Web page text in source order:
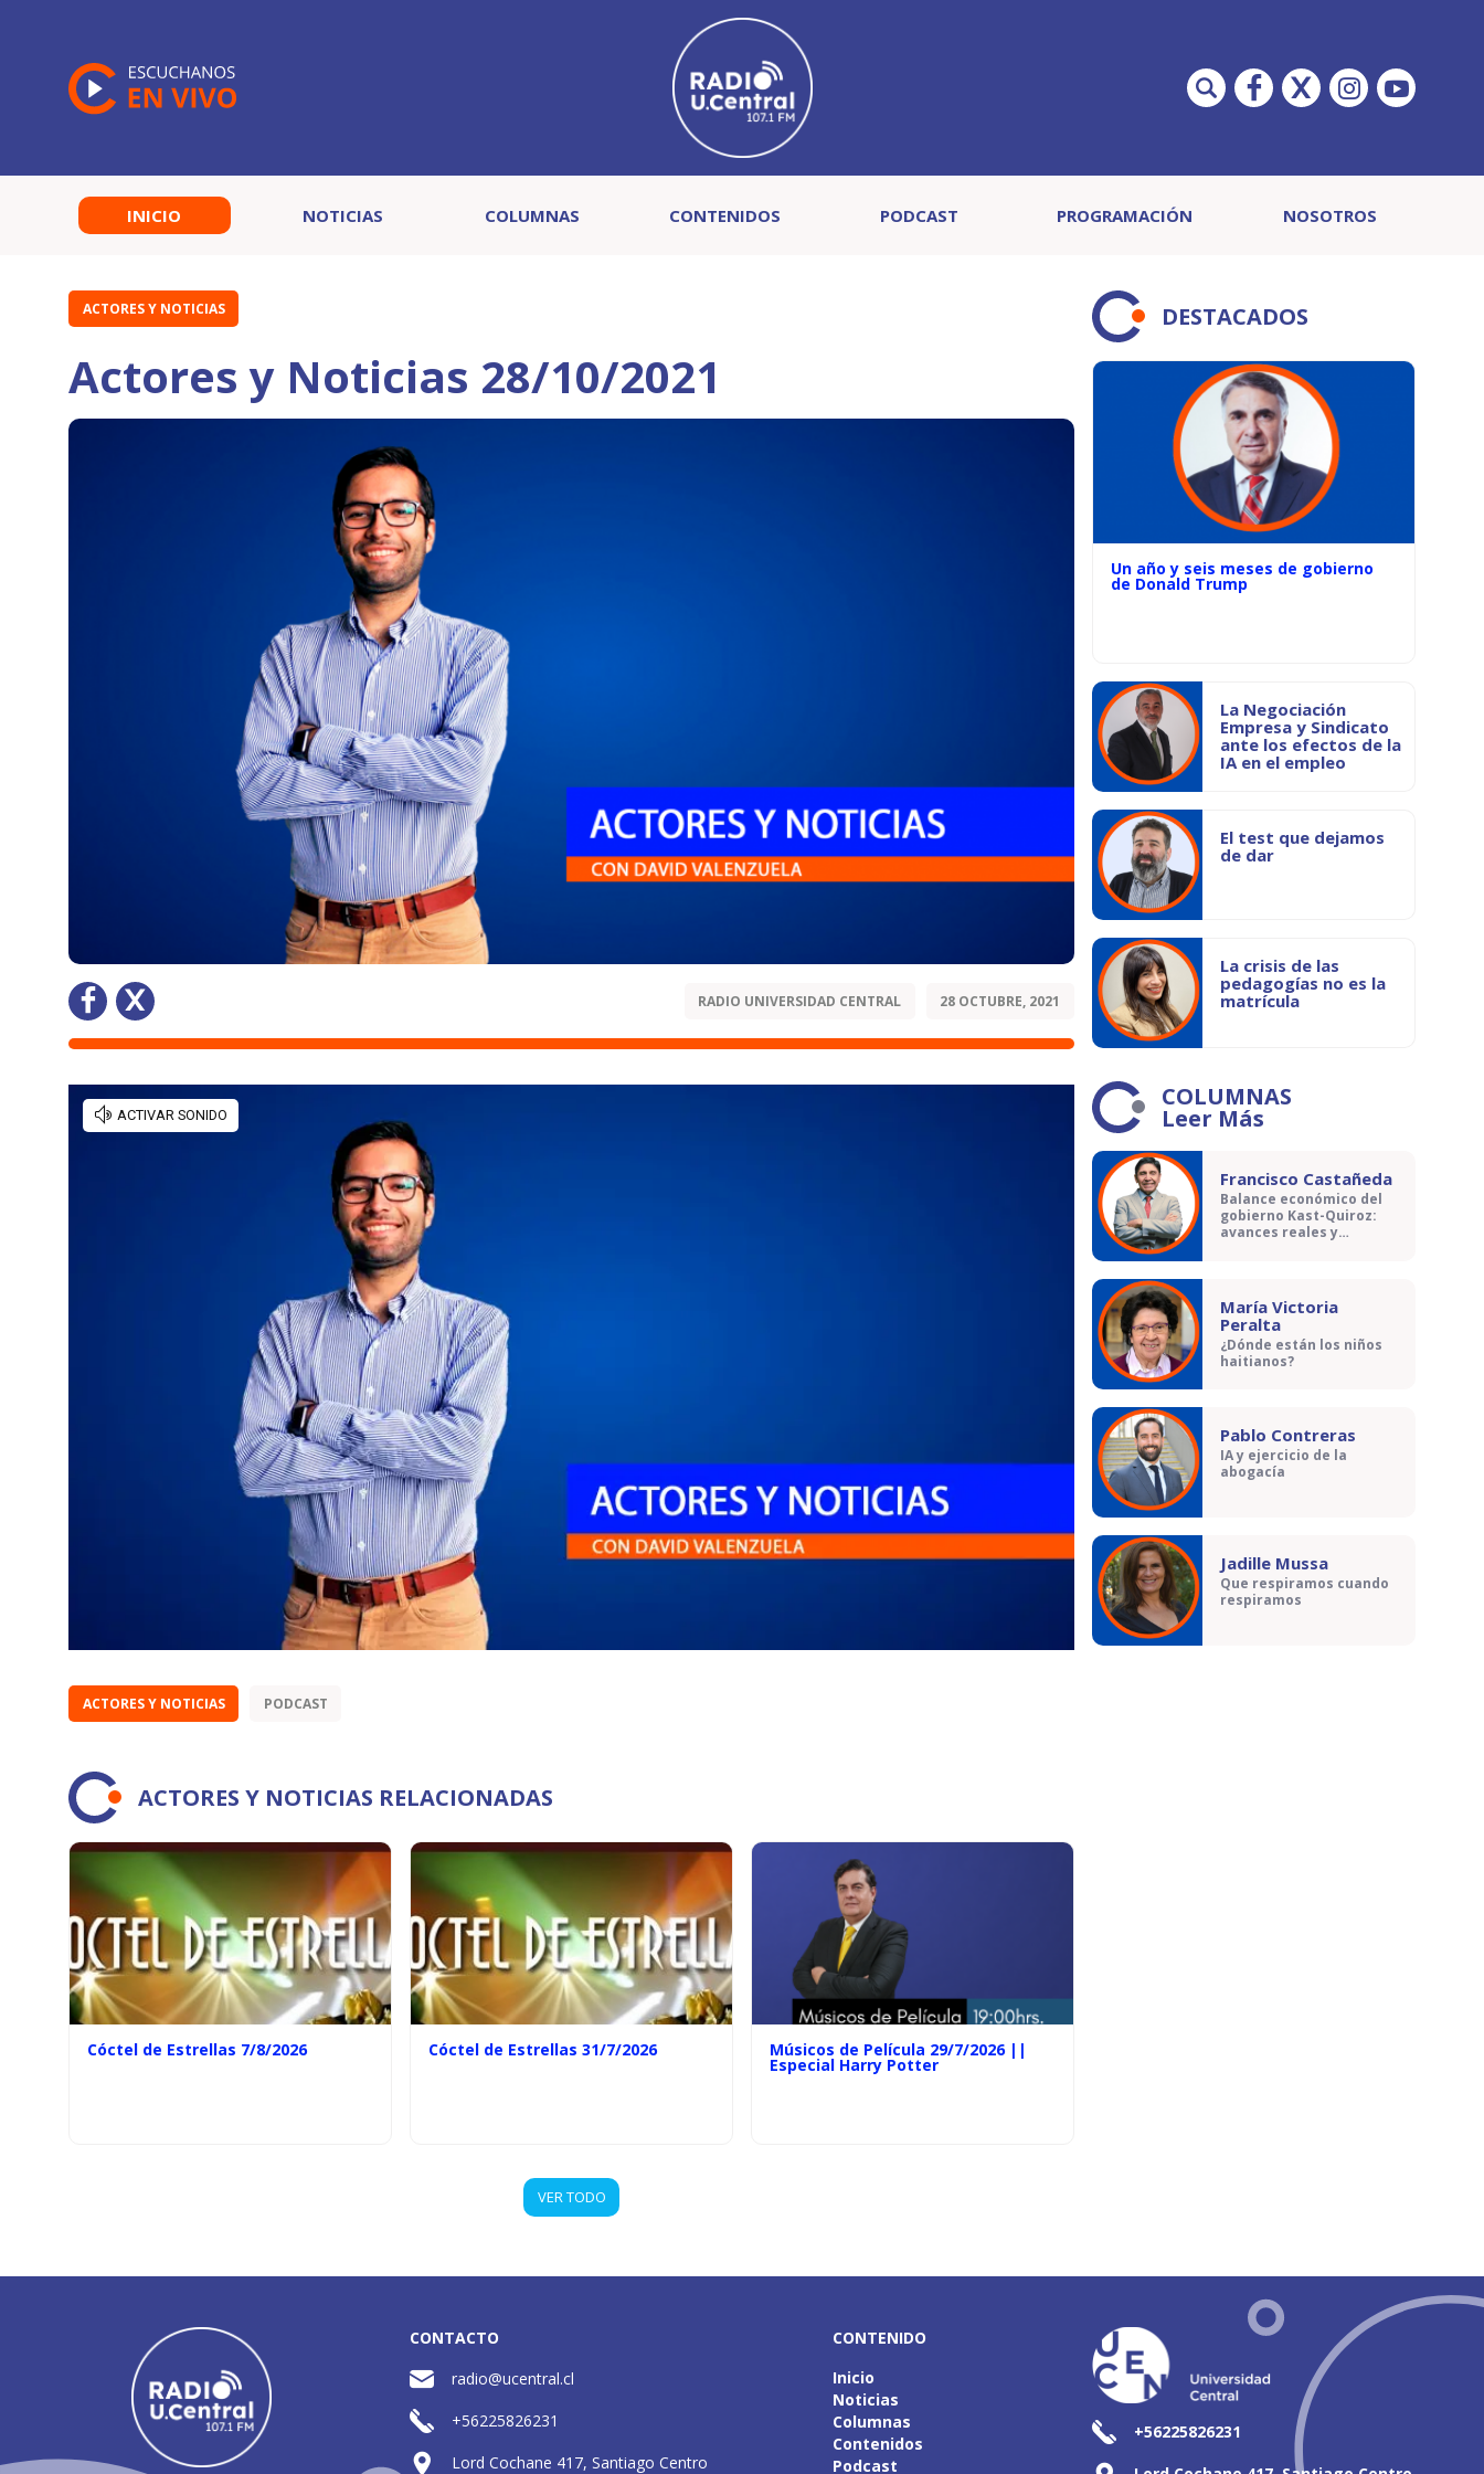
INICIO NOTICIAS COLUMNAS CONTENIDOS PODCAST PROGRAMACIÓN NOSOTROS
ACTORES Y NOTICIAS
Actores y Noticias 28/10/2021
RADIO UNIVERSIDAD CENTRAL 28 OCTUBRE, 2021
ACTORES Y NOTICIAS PODCAST
ACTORES Y NOTICIAS RELACIONADAS
Cóctel de Estrellas 7/8/2026 Cóctel de Estrellas 31/7/2026 Músicos de Película 29/7/2026 ||
Especial Harry Potter
VER TODO
DESTACADOS
Un año y seis meses de gobierno
de Donald Trump
La Negociación
Empresa y Sindicato
ante los efectos de la
IA en el empleo
El test que dejamos
de dar
La crisis de las
pedagogías no es la
matrícula
COLUMNAS
Leer Más
Francisco Castañeda
Balance económico del
gobierno Kast-Quiroz:
avances reales y
María Victoria
Peralta
¿Dónde están los niños
haitianos?
Pablo Contreras
IA y ejercicio de la
abogacía
Jadille Mussa
Que respiramos cuando
respiramos
CONTACTO
radio@ucentral.cl
+56225826231
Lord Cochane 417, Santiago Centro
CONTENIDO
Inicio
Noticias
Columnas
Contenidos
Podcast
+56225826231